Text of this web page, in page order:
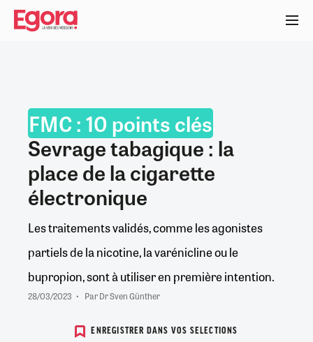
Aller
contenu
FMC : 10 points clés
Sevrage tabagique : la
place de la cigarette
électronique
Les traitements validés, comme les agonistes
partiels de la nicotine, la varénicline ou le
bupropion, sont à utiliser en première intention.
28/03/2023 Par Dr Sven Günther
ENREGISTRER DANS VOS SELECTIONS